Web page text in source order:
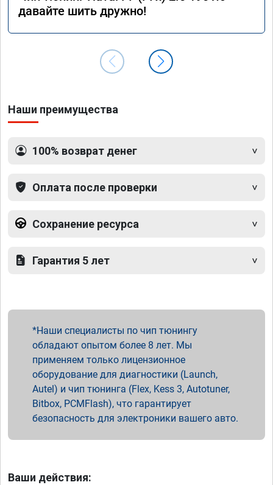
давайте шить дружно!
Наши преимущества
100% возврат денег
Оплата после проверки
Сохранение ресурса
Гарантия 5 лет
Наши специалисты по чип тюнингу
обладают опытом более 8 лет. Мы
применяем только лицензионное
оборудование для диагностики (Launch,
Autel) и чип тюнинга (Flex, Kess 3, Autotuner,
Bitbox, PCMFlash), что гарантирует
безопасность для электроники вашего авто.
Ваши действия: